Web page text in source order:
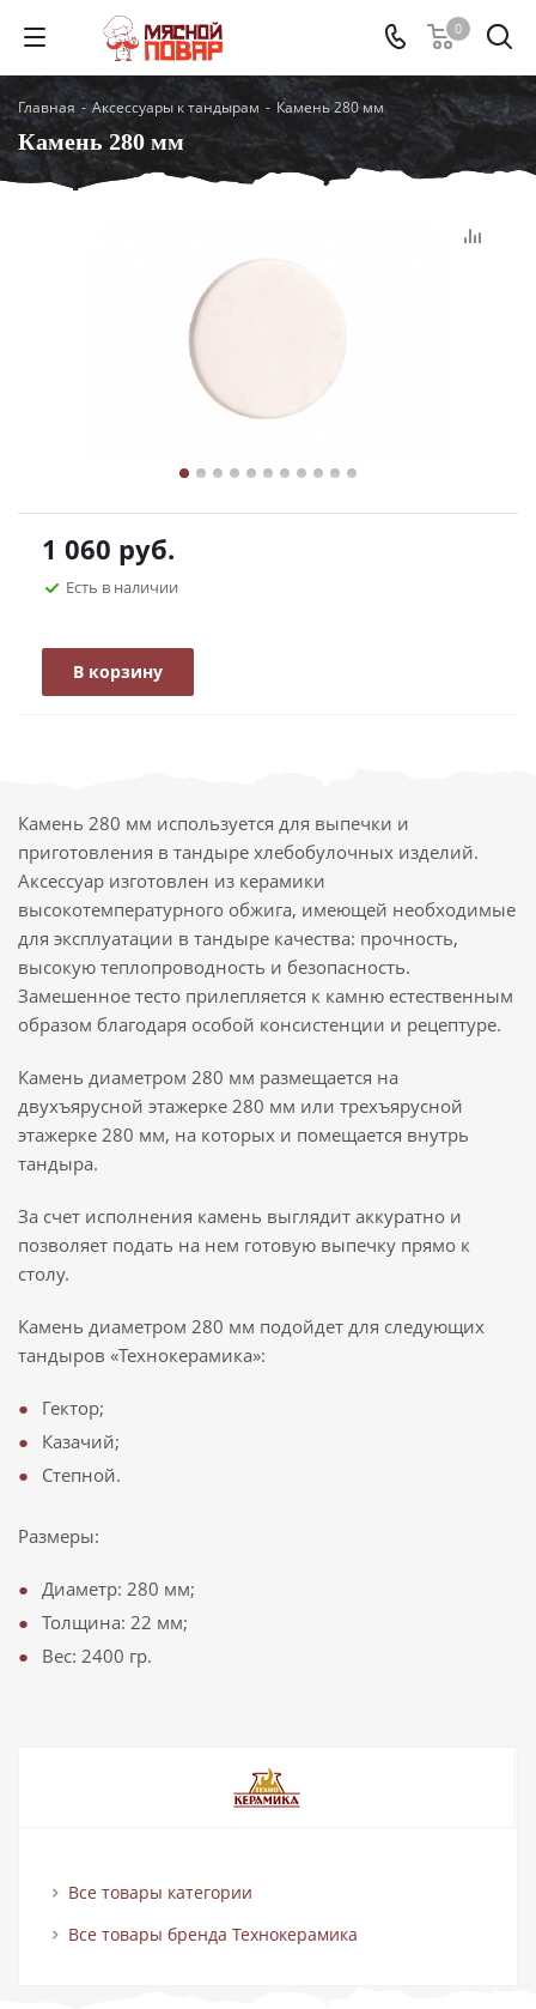
0
Главная - Аксессуары к тандырам - Камень 280 мм
Камень 280 мм
1 060 руб.
Есть в наличии
В корзину
Камень 280 мм используется для выпечки и
приготовления в тандыре хлебобулочных изделий.
Аксессуар изготовлен из керамики
высокотемпературного обжига, имеющей необходимые
для эксплуатации в тандыре качества: прочность,
высокую теплопроводность и безопасность.
Замешенное тесто прилепляется к камню естественным
образом благодаря особой консистенции и рецептуре.
Камень диаметром 280 мм размещается на
двухъярусной этажерке 280 мм или трехъярусной
этажерке 280 мм, на которых и помещается внутрь
тандыра.
За счет исполнения камень выглядит аккуратно и
позволяет подать на нем готовую выпечку прямо к
столу.
Камень диаметром 280 мм подойдет для следующих
тандыров «Технокерамика»:
Гектор;
Казачий;
Степной.
Размеры:
Диаметр: 280 мм;
Толщина: 22 мм;
Вес: 2400 гр.
Все товары категории
Все товары бренда Технокерамика